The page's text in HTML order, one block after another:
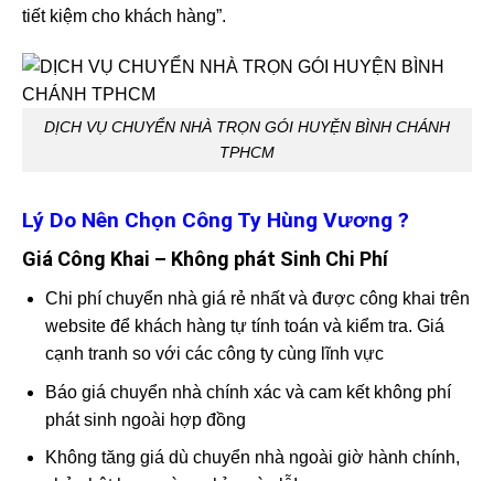
tiết kiệm cho khách hàng”.
DỊCH VỤ CHUYỂN NHÀ TRỌN GÓI HUYỆN BÌNH CHÁNH
TPHCM
Lý Do Nên Chọn Công Ty Hùng Vương ?
Giá Công Khai – Không phát Sinh Chi Phí
Chi phí chuyển nhà giá rẻ nhất và được công khai trên
website để khách hàng tự tính toán và kiểm tra. Giá
cạnh tranh so với các công ty cùng lĩnh vực
Báo giá chuyển nhà chính xác và cam kết không phí
phát sinh ngoài hợp đồng
Không tăng giá dù chuyển nhà ngoài giờ hành chính,